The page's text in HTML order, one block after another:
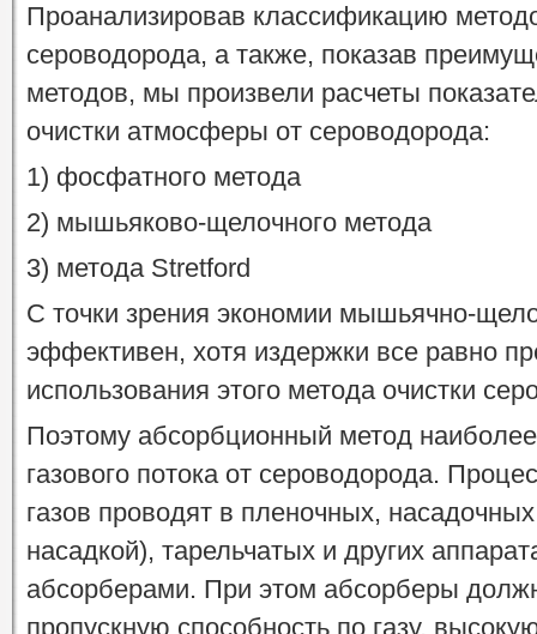
Проанализировав классификацию
сероводорода, а также, показав
методов, мы произвели расчеты
очистки атмосферы от сероводорода:
1) фосфатного метода
2) мышьяково-щелочного метода
3) метода Stretford
С точки зрения экономии мышьячно-
эффективен, хотя издержки все равно
использования этого метода очистки
Поэтому абсорбционный метод
газового потока от сероводорода.
газов проводят в пленочных,
насадкой), тарельчатых и других
абсорберами. При этом абсорберы
пропускную способность по газу,